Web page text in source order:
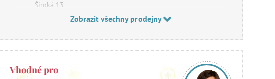
Široká 13
Zobrazit všechny prodejny
Vhodné pro